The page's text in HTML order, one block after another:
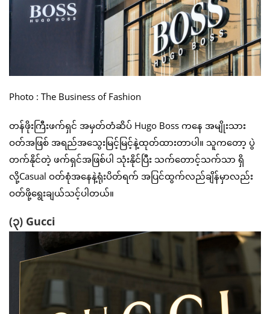
Photo : The Business of Fashion
တန်ဖိုးကြီးဖက်ရှင် အမှတ်တံဆိပ် Hugo Boss ကနေ အမျိုးသား
ဝတ်အဖြစ် အရည်အသွေးမြင့်မြင့်နဲ့ထုတ်ထားတာပါ။ သူကတော့ ပွဲ
တက်နိုင်တဲ့ ဖက်ရှင်အဖြစ်ပါ သုံးနိုင်ပြီး သက်တောင့်သက်သာ ရှိ
လို့Casual ဝတ်စုံအနေနဲ့ရုံးပိတ်ရက် အပြင်ထွက်လည်ချိန်မှာလည်း
ဝတ်ဖို့ရွေးချယ်သင့်ပါတယ်။
(၃) Gucci